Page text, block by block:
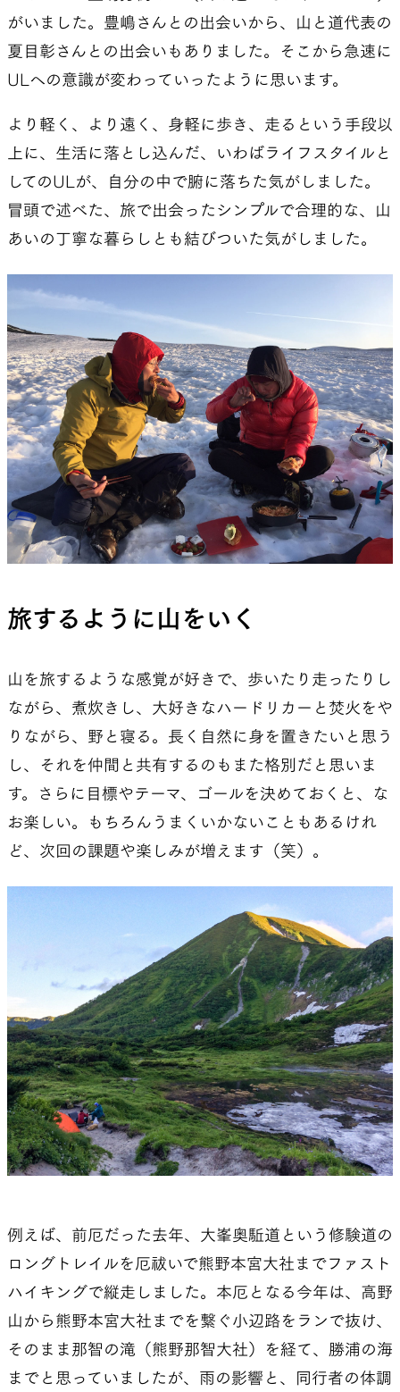
がいました。豊嶋さんとの出会いから、山と道代表の
夏目彰さんとの出会いもありました。そこから急速に
ULへの意識が変わっていったように思います。
より軽く、より遠く、身軽に歩き、走るという手段以
上に、生活に落とし込んだ、いわばライフスタイルと
してのULが、自分の中で腑に落ちた気がしました。
冒頭で述べた、旅で出会ったシンプルで合理的な、山
あいの丁寧な暮らしとも結びついた気がしました。
旅するように山をいく
山を旅するような感覚が好きで、歩いたり走ったりし
ながら、煮炊きし、大好きなハードリカーと焚火をや
りながら、野と寝る。長く自然に身を置きたいと思う
し、それを仲間と共有するのもまた格別だと思いま
す。さらに目標やテーマ、ゴールを決めておくと、な
お楽しい。もちろんうまくいかないこともあるけれ
ど、次回の課題や楽しみが増えます（笑）。
例えば、前厄だった去年、大峯奥駈道という修験道の
ロングトレイルを厄祓いで熊野本宮大社までファスト
ハイキングで縦走しました。本厄となる今年は、高野
山から熊野本宮大社までを繋ぐ小辺路をランで抜け、
そのまま那智の滝（熊野那智大社）を経て、勝浦の海
までと思っていましたが、雨の影響と、同行者の体調